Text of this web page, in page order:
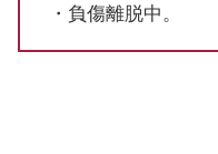
・負傷離脱中。